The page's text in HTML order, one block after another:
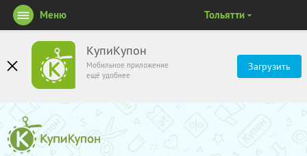
КупиКупон
Мобильное приложение
ещё удобнее
Загрузить
Меню Тольятти